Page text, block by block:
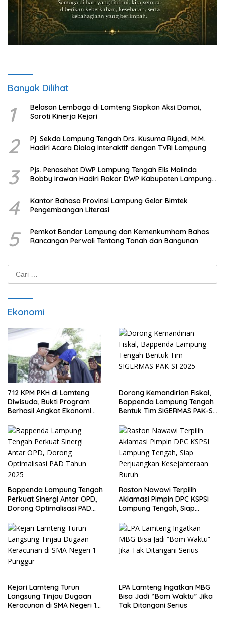
Banyak Dilihat
1
Belasan Lembaga di Lamteng Siapkan Aksi Damai,
Soroti Kinerja Kejari
2
Pj. Sekda Lampung Tengah Drs. Kusuma Riyadi, M.M.
Hadiri Acara Dialog Interaktif dengan TVRI Lampung
3
Pjs. Penasehat DWP Lampung Tengah Elis Malinda
Bobby Irawan Hadiri Rakor DWP Kabupaten Lampung
4
Kantor Bahasa Provinsi Lampung Gelar Bimtek
Pengembangan Literasi
5
Pemkot Bandar Lampung dan Kemenkumham Bahas
Rancangan Perwali Tentang Tanah dan Bangunan
Cari
untuk:
Ekonomi
712 KPM PKH di Lamteng
Diwisuda, Bukti Program
Berhasil Angkat Ekonomi
Dorong Kemandirian Fiskal,
Bappenda Lampung Tengah
Bentuk Tim SIGERMAS PAK-SI
Bappenda Lampung Tengah
Perkuat Sinergi Antar OPD,
Dorong Optimalisasi PAD
Raston Nawawi Terpilih
Aklamasi Pimpin DPC KSPSI
Lampung Tengah, Siap
Buruh
Kejari Lamteng Turun
Langsung Tinjau Dugaan
Keracunan di SMA Negeri 1
LPA Lamteng Ingatkan MBG
Bisa Jadi “Bom Waktu” Jika
Tak Ditangani Serius